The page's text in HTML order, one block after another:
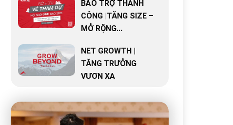
BẢO TRỢ THÀNH
CÔNG |TĂNG SIZE –
MỞ RỘNG...
NET GROWTH |
TĂNG TRƯỞNG
VƯƠN XA